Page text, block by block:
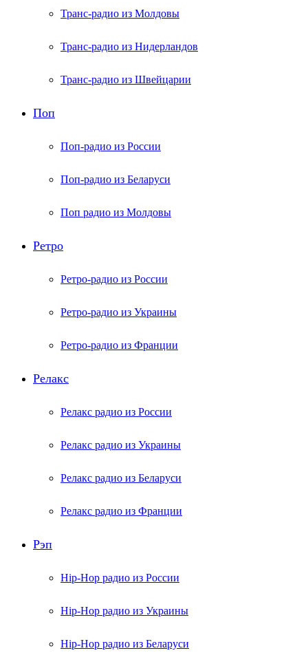
Транс-радио из Молдовы
Транс-радио из Нидерландов
Транс-радио из Швейцарии
Поп
Поп-радио из России
Поп-радио из Беларуси
Поп радио из Молдовы
Ретро
Ретро-радио из России
Ретро-радио из Украины
Ретро-радио из Франции
Релакс
Релакс радио из России
Релакс радио из Украины
Релакс радио из Беларуси
Релакс радио из Франции
Рэп
Hip-Hop радио из России
Hip-Hop радио из Украины
Hip-Hop радио из Беларуси